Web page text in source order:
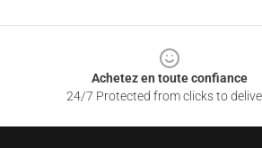
Achetez en toute confiance
24/7 Protected from clicks to